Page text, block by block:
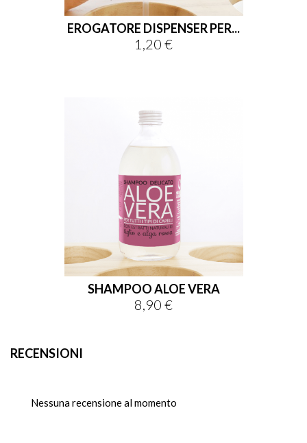
EROGATORE DISPENSER PER...
Prezzo
1,20 €
SHAMPOO ALOE VERA
Prezzo
8,90 €
RECENSIONI
Nessuna recensione al momento